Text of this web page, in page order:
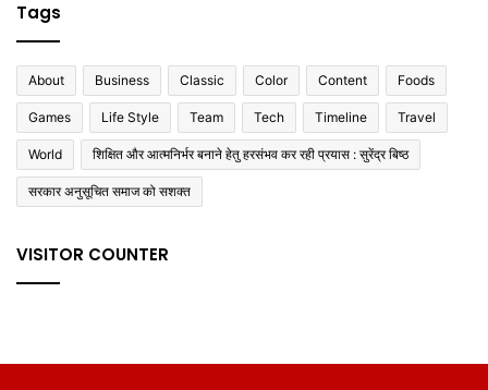
Tags
About Business Classic Color Content Foods
Games Life Style Team Tech Timeline Travel
World शिक्षित और आत्मनिर्भर बनाने हेतु हरसंभव कर रही प्रयास : सुरेंद्र बिष्ठ
सरकार अनुसूचित समाज को सशक्त
VISITOR COUNTER